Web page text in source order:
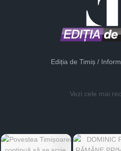
Ediția de Timiș /
Vezi cele mai